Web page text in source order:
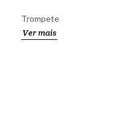
Trompete
Ver mais